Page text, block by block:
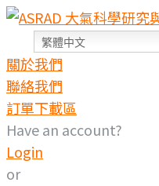
Skip
content
繁體中文
關於我們
聯絡我們
訂單下載區
Have an account?
Login
or